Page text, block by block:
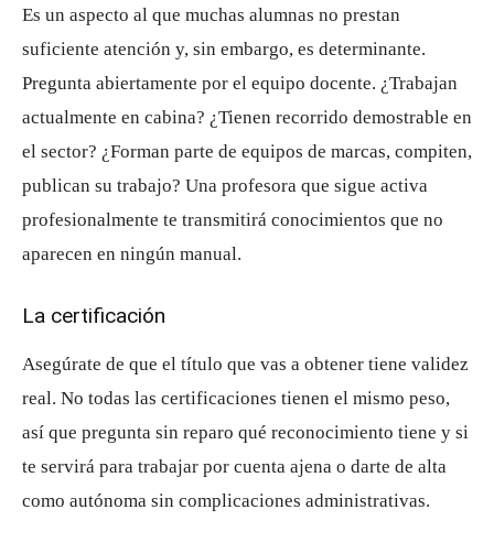
Es un aspecto al que muchas alumnas no prestan
suficiente atención y, sin embargo, es determinante.
Pregunta abiertamente por el equipo docente. ¿Trabajan
actualmente en cabina? ¿Tienen recorrido demostrable en
el sector? ¿Forman parte de equipos de marcas, compiten,
publican su trabajo? Una profesora que sigue activa
profesionalmente te transmitirá conocimientos que no
aparecen en ningún manual.
La certificación
Asegúrate de que el título que vas a obtener tiene validez
real. No todas las certificaciones tienen el mismo peso,
así que pregunta sin reparo qué reconocimiento tiene y si
te servirá para trabajar por cuenta ajena o darte de alta
como autónoma sin complicaciones administrativas.